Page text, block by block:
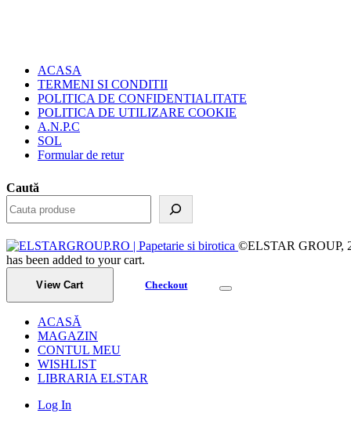
ACASA
TERMENI SI CONDITII
POLITICA DE CONFIDENTIALITATE
POLITICA DE UTILIZARE COOKIE
A.N.P.C
SOL
Formular de retur
Caută
©ELSTAR GROUP,
has been added to your cart.
View Cart Checkout
ACASĂ
MAGAZIN
CONTUL MEU
WISHLIST
LIBRARIA ELSTAR
Log In